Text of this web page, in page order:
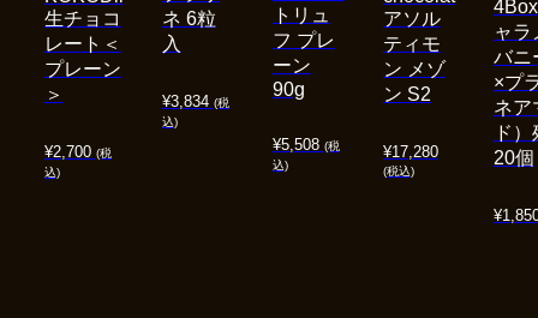
¥2,700 (税
込)
生チョコ
レート＜
プレーン
＞
¥3,834 (税
込)
ネ 6粒
入
¥5,508 (税
込)
トリュ
フ プレ
ーン
90g
¥17,280
(税込)
アソル
ティモ
ン メゾ
ン S2
¥
ャラ
バニ
×プ
ネア
ド
20個